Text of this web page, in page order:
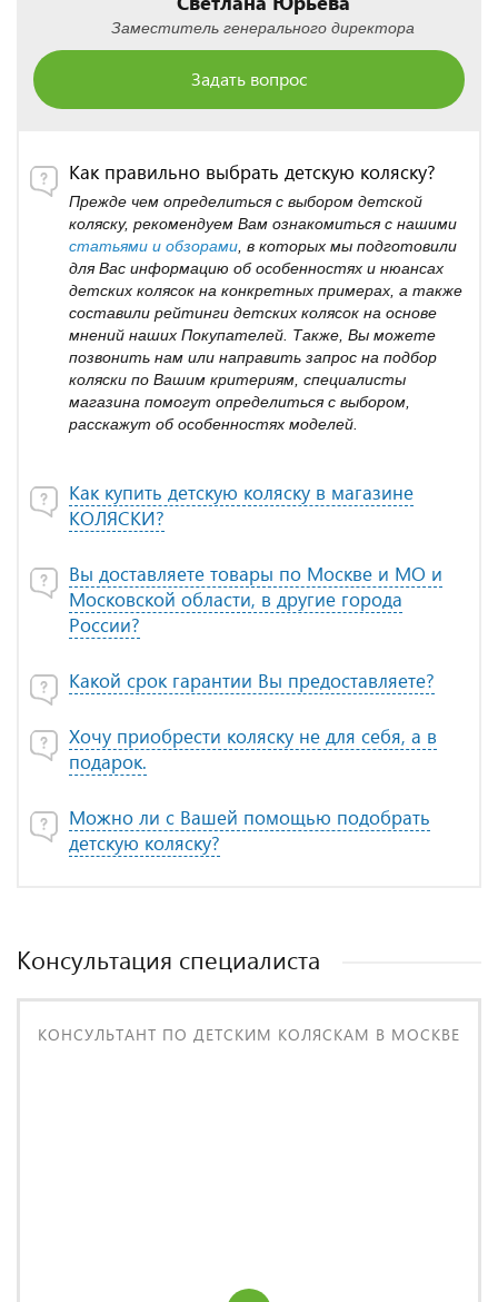
Заместитель генерального директора
Задать вопрос
Как правильно выбрать детскую коляску?
Прежде чем определиться с выбором детской
коляску, рекомендуем Вам ознакомиться с нашими
статьями и обзорами , в которых мы подготовили
для Вас информацию об особенностях и нюансах
детских колясок на конкретных примерах, а также
составили рейтинги детских колясок на основе
мнений наших Покупателей. Также, Вы можете
позвонить нам или направить запрос на подбор
коляски по Вашим критериям, специалисты
магазина помогут определиться с выбором,
расскажут об особенностях моделей.
Как купить детскую коляску в магазине
КОЛЯСКИ?
Вы доставляете товары по Москве и МО и
Московской области, в другие города
России?
Какой срок гарантии Вы предоставляете?
Хочу приобрести коляску не для себя, а в
подарок.
Можно ли с Вашей помощью подобрать
детскую коляску?
Консультация специалиста
КОНСУЛЬТАНТ ПО ДЕТСКИМ КОЛЯСКАМ В МОСКВЕ